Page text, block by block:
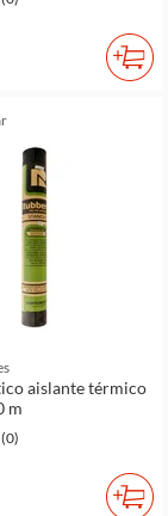
aislante térmico
m
(0)